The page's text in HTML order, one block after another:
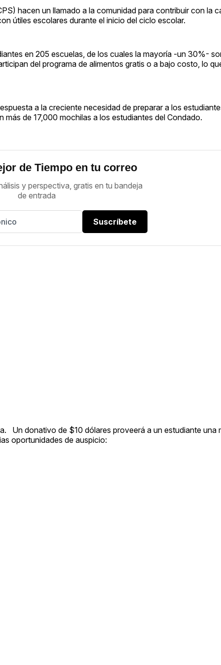
hacen un llamado a la comunidad para contribuir con la
útiles escolares durante el inicio del ciclo escolar.
en 205 escuelas, de los cuales la mayoría -un 30%-
del programa de alimentos gratis o a bajo costo, lo
a la creciente necesidad de preparar a los
de 17,000 mochilas a los estudiantes del Condado.
de Tiempo en tu correo
y perspectiva, gratis en tu bandeja
de entrada
Suscríbete
Un donativo de $10 dólares proveerá a un estudiante una
oportunidades de auspicio: